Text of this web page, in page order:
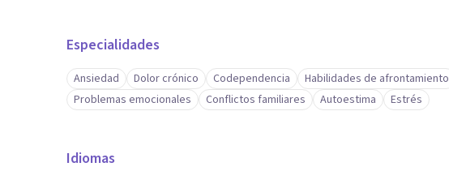
Especialidades
Ansiedad Dolor crónico Codependencia Habilidades de afrontamiento
Problemas emocionales
Conflictos familiares Autoestima Estrés
Idiomas